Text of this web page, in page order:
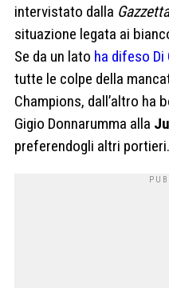
intervistato dalla
situazione legata ai
Se da un lato ha difeso Di
tutte le colpe della
Champions, dall’altro ha
Gigio Donnarumma alla
preferendogli altri portieri.